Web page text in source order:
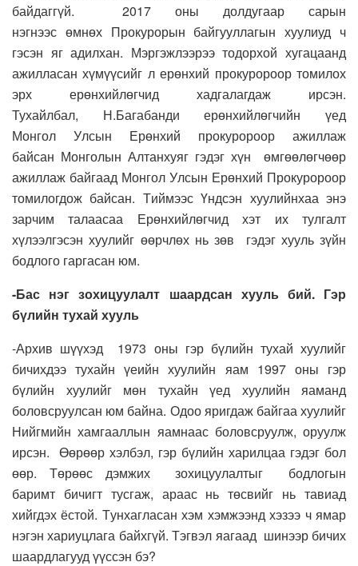
байдаггүй.
2017 оны долдугаар сарын
нэгнээс өмнөх Прокурорын байгууллагын хуулиуд ч
гэсэн яг адилхан. Мэргэжлээрээ тодорхой хугацаанд
ажилласан хүмүүсийг лерөнхий прокуророор томилох
эрх ерөнхийлөгчид хадгалагдаж ирсэн.
Тухайлбал, Н.Багабанди ерөнхийлөгчийн үед
Монгол Улсын Ерөнхий прокуророор ажиллаж
байсан Монголын Алтанхуяг гэдэг хүн өмгөөлөгчөөр
ажиллаж байгаад Монгол Улсын Ерөнхий Прокуророор
томилогдож байсан. Тиймээс Үндсэн хуулийнхаа энэ
зарчим талаасаа Ерөнхийлөгчид хэт их тулгалт
хүлээлгэсэн хуулийг өөрчлөх нь зөв
гэдэг хууль зүйн
бодлого гаргасан юм.
-Бас нэг зохицуулалт шаардсан хууль бий. Гэр
бүлийн тухай хууль
-Архив шүүхэд 1973 оны гэр бүлийн тухай хуулийг
бичихдээ тухайн үеийн хуулийн яам 1997 оны гэр
бүлийн хуулийг мөн тухайн үед хуулийн яаманд
боловсруулсан юм байна. Одоо яригдаж байгаа хуулийг
Нийгмийн хамгааллын яамнаас боловсруулж, оруулж
ирсэн. Өөрөөр хэлбэл, гэр бүлийн харилцаа гэдэг бол
өөр. Төрөөс дэмжихзохицуулалтыг бодлогын
баримт бичигт тусгаж, араас нь төсвийг нь тавиад
хийгдэх ёстой. Тунхагласан хэм хэмжээнд хэзээ ч ямар
нэгэн хариуцлага байхгүй. Тэгвэл яагаад шинээр бичих
шаардлагууд үүссэн бэ?